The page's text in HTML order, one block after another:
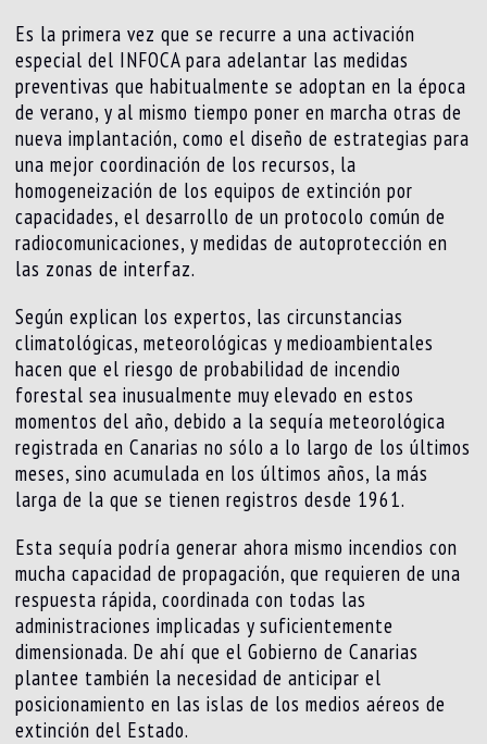
Es la primera vez que se recurre a una activación
especial del INFOCA para adelantar las medidas
preventivas que habitualmente se adoptan en la época
de verano, y al mismo tiempo poner en marcha otras de
nueva implantación, como el diseño de estrategias para
una mejor coordinación de los recursos, la
homogeneización de los equipos de extinción por
capacidades, el desarrollo de un protocolo común de
radiocomunicaciones, y medidas de autoprotección en
las zonas de interfaz.
Según explican los expertos, las circunstancias
climatológicas, meteorológicas y medioambientales
hacen que el riesgo de probabilidad de incendio
forestal sea inusualmente muy elevado en estos
momentos del año, debido a la sequía meteorológica
registrada en Canarias no sólo a lo largo de los últimos
meses, sino acumulada en los últimos años, la más
larga de la que se tienen registros desde 1961.
Esta sequía podría generar ahora mismo incendios con
mucha capacidad de propagación, que requieren de una
respuesta rápida, coordinada con todas las
administraciones implicadas y suficientemente
dimensionada. De ahí que el Gobierno de Canarias
plantee también la necesidad de anticipar el
posicionamiento en las islas de los medios aéreos de
extinción del Estado.